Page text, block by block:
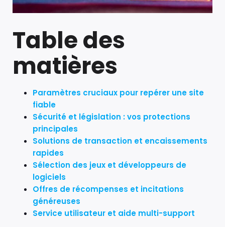
Table des
matières
Paramètres cruciaux pour repérer une site
fiable
Sécurité et législation : vos protections
principales
Solutions de transaction et encaissements
rapides
Sélection des jeux et développeurs de
logiciels
Offres de récompenses et incitations
généreuses
Service utilisateur et aide multi-support